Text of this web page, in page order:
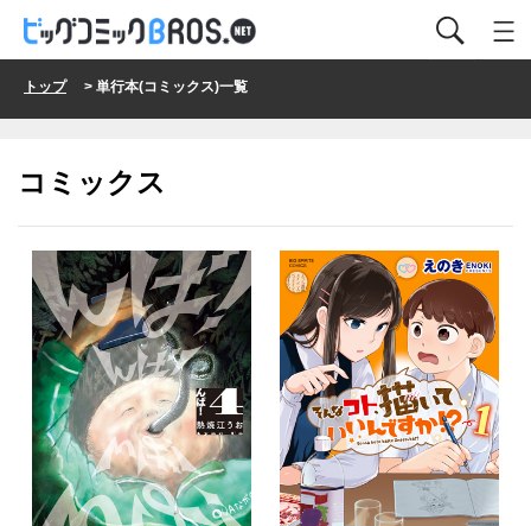
トップ> 単行本(コミックス)一覧
コミックス